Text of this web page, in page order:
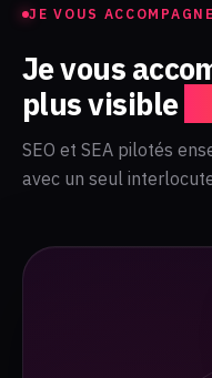
JE VOUS ACCOMPAGNE
Je vous
plus visible
SEO et SEA pilotés
avec un seul